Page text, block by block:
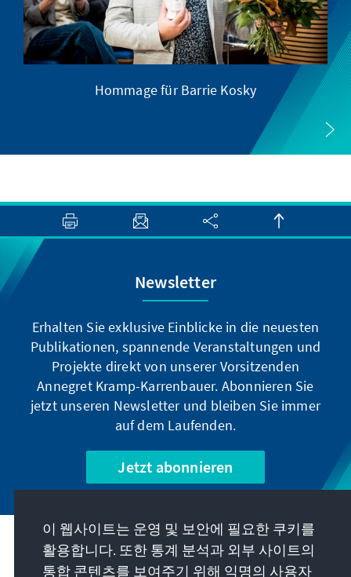
Hommage für Barrie Kosky
Newsletter
Erhalten Sie exklusive Einblicke in die neuesten
Publikationen, spannende Veranstaltungen und
Projekte direkt von unserer Vorsitzenden
Annegret Kramp-Karrenbauer. Abonnieren Sie
jetzt unseren Newsletter und bleiben Sie immer
auf dem Laufenden.
Jetzt abonnieren
우리의 과제
이 웹사이트는 운영 및 보안에 필요한 쿠키를
활용합니다. 또한 통계 분석과 외부 사이트의
통합 콘텐츠를 보여주기 위해 익명의 사용자